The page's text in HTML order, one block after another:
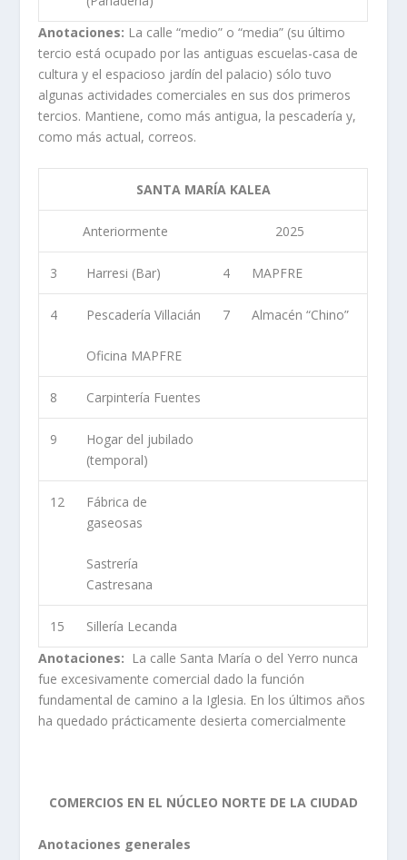
Anotaciones: La calle “medio” o “media” (su último
tercio está ocupado por las antiguas escuelas-casa de
cultura y el espacioso jardín del palacio) sólo tuvo
algunas actividades comerciales en sus dos primeros
tercios. Mantiene, como más antigua, la pescadería y,
como más actual, correos.
SANTA MARÍA KALEA
Anteriormente 2025
3 Harresi (Bar) 4 MAPFRE
4 Pescadería Villacián
Oficina MAPFRE
7 Almacén “Chino”
8 Carpintería Fuentes
9
Hogar del jubilado
(temporal)
12
Fábrica de
gaseosas
Sastrería
Castresana
15
Sillería Lecanda
Anotaciones: La calle Santa María o del Yerro nunca
fue excesivamente comercial dado la función
fundamental de camino a la Iglesia. En los últimos años
ha quedado prácticamente desierta comercialmente
COMERCIOS EN EL NÚCLEO NORTE DE LA CIUDAD
Anotaciones generales